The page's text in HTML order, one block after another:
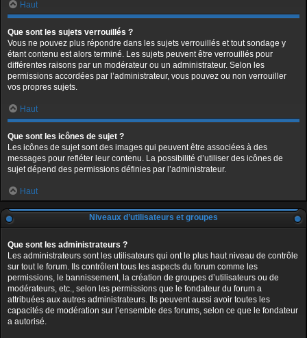
Haut
Que sont les sujets verrouillés ?
Vous ne pouvez plus répondre dans les sujets verrouillés et tout sondage y
étant contenu est alors terminé. Les sujets peuvent être verrouillés pour
différentes raisons par un modérateur ou un administrateur. Selon les
permissions accordées par l’administrateur, vous pouvez ou non verrouiller
vos propres sujets.
Haut
Que sont les icônes de sujet ?
Les icônes de sujet sont des images qui peuvent être associées à des
messages pour refléter leur contenu. La possibilité d’utiliser des icônes de
sujet dépend des permissions définies par l’administrateur.
Haut
Niveaux d’utilisateurs et groupes
Que sont les administrateurs ?
Les administrateurs sont les utilisateurs qui ont le plus haut niveau de contrôle
sur tout le forum. Ils contrôlent tous les aspects du forum comme les
permissions, le bannissement, la création de groupes d’utilisateurs ou de
modérateurs, etc., selon les permissions que le fondateur du forum a
attribuées aux autres administrateurs. Ils peuvent aussi avoir toutes les
capacités de modération sur l’ensemble des forums, selon ce que le fondateur
a autorisé.